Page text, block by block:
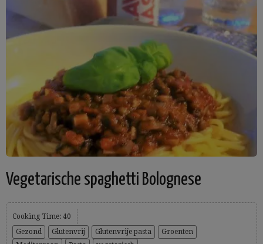
Vegetarische spaghetti Bolognese
Cooking Time: 40
Gezond
Glutenvrij Glutenvrije pasta
Groenten